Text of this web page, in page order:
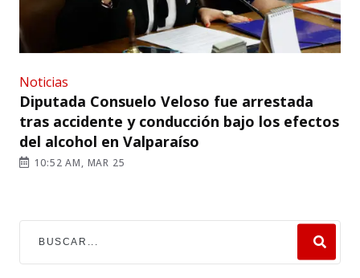
Noticias
Diputada Consuelo Veloso fue arrestada
tras accidente y conducción bajo los efectos
del alcohol en Valparaíso
10:52 AM, MAR 25